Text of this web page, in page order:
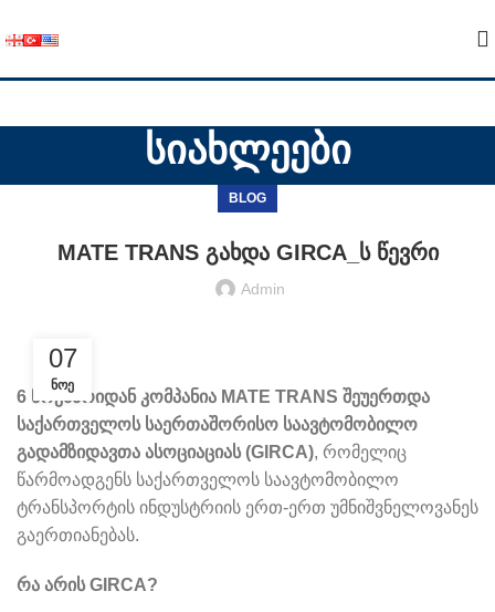
სიახლეები
BLOG
MATE TRANS გახდა GIRCA_ს წევრი
Admin
07
ᲜᲝᲔ
6 ნოემბრიდან კომპანია MATE TRANS შეუერთდა
საქართველოს საერთაშორისო საავტომობილო
გადამზიდავთა ასოციაციას(GIRCA), რომელიც
წარმოადგენს საქართველოს საავტომობილო
ტრანსპორტის ინდუსტრიის ერთ-ერთ უმნიშვნელოვანეს
გაერთიანებას.
რა არისGIRCA?